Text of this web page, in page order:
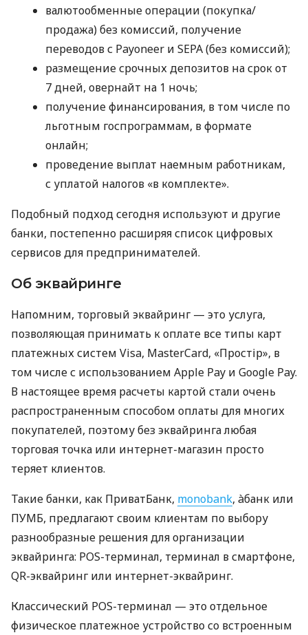
валютообменные операции (покупка/
продажа) без комиссий, получение
переводов с Payoneer и SEPA (без комиссий);
размещение срочных депозитов на срок от
7 дней, овернайт на 1 ночь;
получение финансирования, в том числе по
льготным госпрограммам, в формате
онлайн;
проведение выплат наемным работникам,
с уплатой налогов «в комплекте».
Подобный подход сегодня используют и другие
банки, постепенно расширяя список цифровых
сервисов для предпринимателей.
Об эквайринге
Напомним, торговый эквайринг — это услуга,
позволяющая принимать к оплате все типы карт
платежных систем Visa, MasterCard, «Простір», в
том числе с использованием Apple Pay и Google Pay.
В настоящее время расчеты картой стали очень
распространенным способом оплаты для многих
покупателей, поэтому без эквайринга любая
торговая точка или интернет-магазин просто
теряет клиентов.
Такие банки, как ПриватБанк, monobank, àбанк или
ПУМБ, предлагают своим клиентам по выбору
разнообразные решения для организации
эквайринга: POS-терминал, терминал в смартфоне,
QR-эквайринг или интернет-эквайринг.
Классический POS-терминал — это отдельное
физическое платежное устройство со встроенным